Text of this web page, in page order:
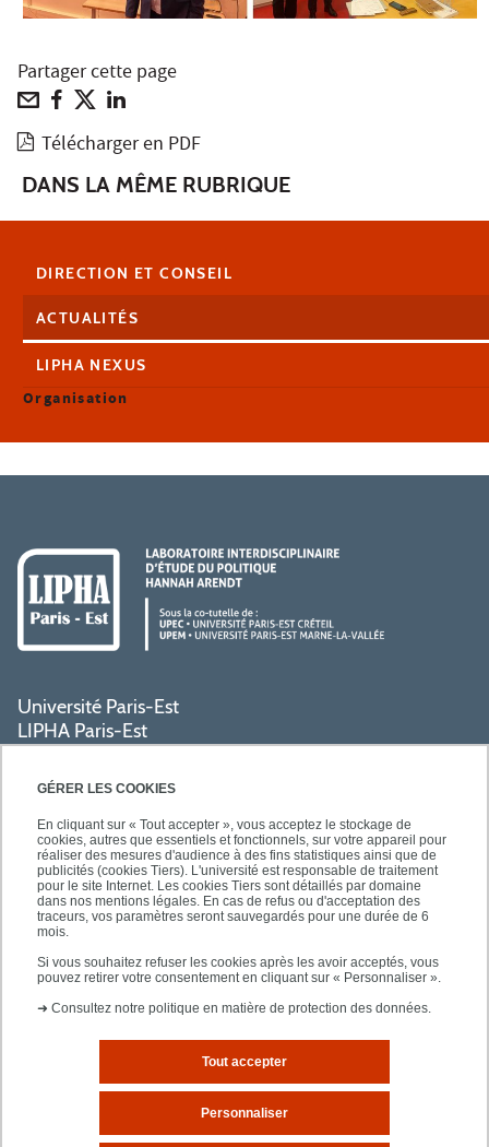
GÉRER LES COOKIES
En cliquant sur « Tout accepter », vous acceptez le stockage de
cookies, autres que essentiels et fonctionnels, sur votre appareil pour
réaliser des mesures d'audience à des fins statistiques ainsi que de
publicités (cookies Tiers). L'université est responsable de traitement
pour le site Internet. Les cookies Tiers sont détaillés par domaine
dans nos mentions légales. En cas de refus ou d'acceptation des
traceurs, vos paramètres seront sauvegardés pour une durée de 6
mois.
Si vous souhaitez refuser les cookies après les avoir acceptés, vous
pouvez retirer votre consentement en cliquant sur « Personnaliser ».
➜ Consultez notre politique en matière de protection des données.
Tout accepter
Personnaliser
Partager cette page
Télécharger en PDF
DANS LA MÊME RUBRIQUE
DIRECTION ET CONSEIL
ACTUALITÉS
LIPHA NEXUS
Organisation
Université Paris-Est
LIPHA Paris-Est
61, avenue du Général de Gaulle
PRATIQUE
ACCÈS RAPIDES
Plan d'accès
Plan du site